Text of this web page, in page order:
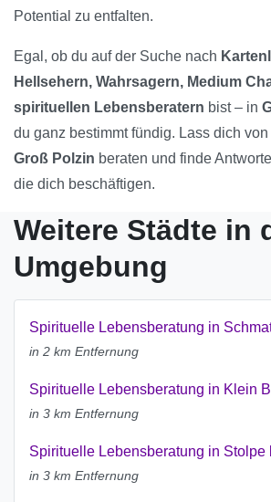
Potential zu entfalten.
Egal, ob du auf der Suche nach
Hellsehern, Wahrsagern, Medium
spirituellen Lebensberatern bist – in
du ganz bestimmt fündig. Lass dich
Groß Polzin beraten und finde
die dich beschäftigen.
Weitere Städte in
Umgebung
Spirituelle Lebensberatung in
in 2 km Entfernung
Spirituelle Lebensberatung in Klein
in 3 km Entfernung
Spirituelle Lebensberatung in Stolpe
in 3 km Entfernung